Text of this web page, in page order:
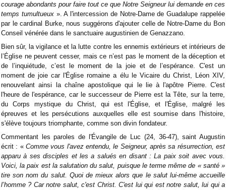
courage abondants pour faire tout ce que Notre Seigneur lui demande en ces
temps tumultueux». A l'intercession de Notre-Dame de Guadalupe rappelée
par le cardinal Burke, nous suggérons d'ajouter celle de Notre-Dame du Bon
Conseil vénérée dans le sanctuaire augustinien de Genazzano.
Bien sûr, la vigilance et la lutte contre les ennemis extérieurs et intérieurs de
l’Église ne peuvent cesser, mais ce n’est pas le moment de la déception et
de l’inquiétude, c’est le moment de la joie et de l’espérance. C'est un
moment de joie car l'Église romaine a élu le Vicaire du Christ, Léon XIV,
renouvelant ainsi la chaîne apostolique qui le lie à l'apôtre Pierre. C'est
l'heure de l'espérance, car le successeur de Pierre est la Tête, sur la terre,
du Corps mystique du Christ, qui est l'Église, et l'Église, malgré les
épreuves et les persécutions auxquelles elle est soumise dans l'histoire,
s'élève toujours triomphante, comme son divin fondateur.
Commentant les paroles de l'Évangile de Luc (24, 36-47), saint Augustin
écrit : « Comme vous l'avez entendu, le Seigneur, après sa résurrection, est
apparu à ses disciples et les a salués en disant : La paix soit avec vous.
Voici, la paix est la salutation du salut, puisque le terme même de « santé »
tire son nom du salut. Quoi de mieux alors que le salut lui-même accueille
l’homme ? Car notre salut, c'est Christ. C'est lui qui est notre salut, lui qui a